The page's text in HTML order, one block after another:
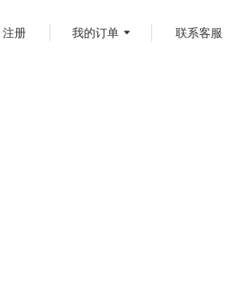
注册 我的订单 联系客服